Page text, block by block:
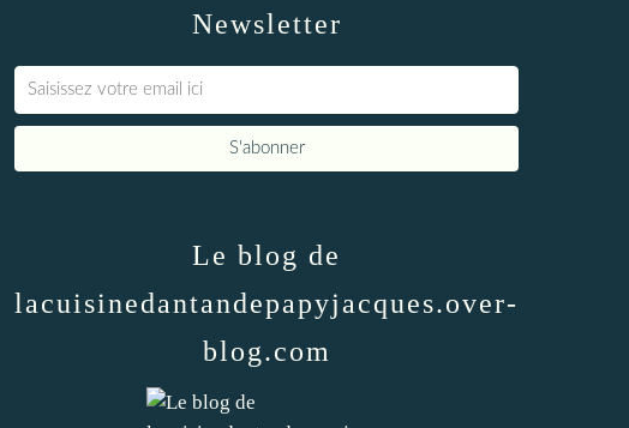
Newsletter
Le blog de
lacuisinedantandepapyjacques.over-
blog.com